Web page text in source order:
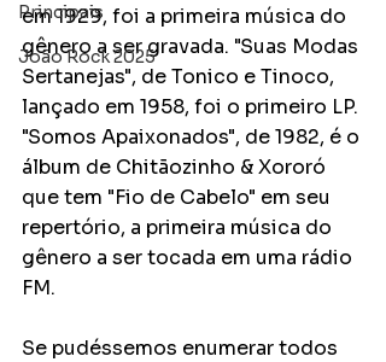
Principais
João Rock 2025
em 1929, foi a primeira música do
gênero a ser gravada. "Suas Modas
Sertanejas", de Tonico e Tinoco,
lançado em 1958, foi o primeiro LP.
"Somos Apaixonados", de 1982, é o
álbum de Chitãozinho & Xororó
que tem "Fio de Cabelo" em seu
repertório, a primeira música do
gênero a ser tocada em uma rádio
FM.
Se pudéssemos enumerar todos